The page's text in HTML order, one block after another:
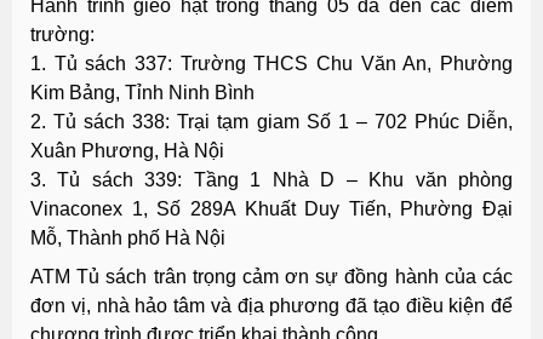
Hành trình gieo hạt trong tháng 05 đã đến các điểm
trường:
1. Tủ sách 337: Trường THCS Chu Văn An, Phường
Kim Bảng, Tỉnh Ninh Bình
2. Tủ sách 338: Trại tạm giam Số 1 – 702 Phúc Diễn,
Xuân Phương, Hà Nội
3. Tủ sách 339: Tầng 1 Nhà D – Khu văn phòng
Vinaconex 1, Số 289A Khuất Duy Tiến, Phường Đại
Mỗ, Thành phố Hà Nội
ATM Tủ sách trân trọng cảm ơn sự đồng hành của các
đơn vị, nhà hảo tâm và địa phương đã tạo điều kiện để
chương trình được triển khai thành công.